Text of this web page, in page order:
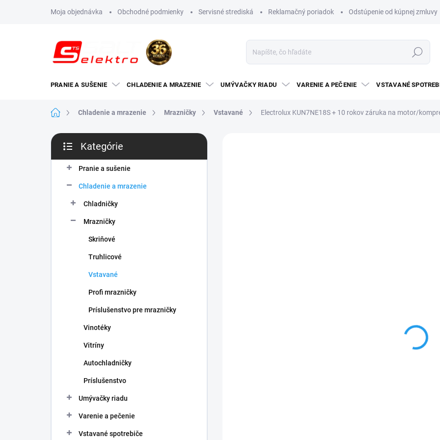
Moja objednávka Obchodné podmienky Servisné strediská Reklamačný poriadok Odstúpenie od kúpnej zmluvy
Hľadať
PRANIE A SUŠENIE CHLADENIE A MRAZENIE UMÝVAČKY RIADU VARENIE A PEČENIE VSTAVANÉ
DomovChladenie a mrazenie Mrazničky Vstavané Electrolux KUN7NE18S+ 10 rokov záruka na motor/
B
č
kategórie
Kategórie
Pranie a sušenie
Chladenie a mrazenie
Chladničky
Mrazničky
Skriňové
Truhlicové
Vstavané
Profi mrazničky
Príslušenstvo pre mrazničky
Vinotéky
Vitríny
Autochladničky
Príslušenstvo
Umývačky riadu
Varenie a pečenie
Vstavané spotrebiče